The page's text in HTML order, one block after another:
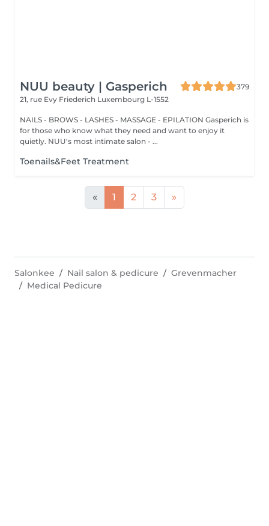
NUU beauty | Gasperich
379
21, rue Evy Friederich Luxembourg L-1552
NAILS - BROWS - LASHES - MASSAGE - EPILATION Gasperich is
for those who know what they need and want to enjoy it
quietly. NUU's most intimate salon - ...
Toenails&Feet Treatment
« 1 2 3 »
Salonkee Nail salon & pedicure
Grevenmacher
Medical Pedicure